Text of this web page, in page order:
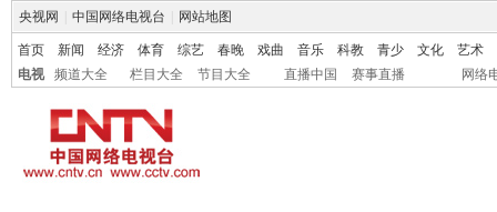
央视网 中国网络电视台 网站地图
首页 新闻 经济 体育 综艺 春晚 戏曲 音乐 科教 青少 文化
艺术
电视
频道大全 栏目大全 节目大全 直播中国 赛事直播 网络